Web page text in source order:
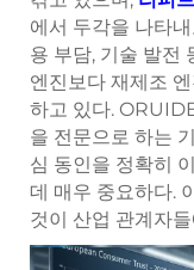
에서 두각을 나타
용 부담, 기술 발전
엔진보다 재제조
하고 있다.
을 전문으로 하는
심 동인을 정확히
데 매우 중요하다.
것이 산업 관계자